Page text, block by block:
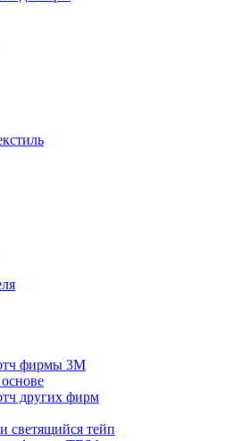
фирмы 3M
других фирм
светящийся тейп